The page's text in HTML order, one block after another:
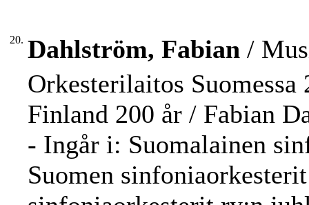
20. Dahlström, Fabian /
Orkesterilaitos
Finland 200 år / Fabian
- Ingår i: Suomalainen
Suomen